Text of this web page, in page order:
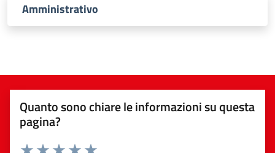
Amministrativo
Quanto sono chiare le informazioni su questa
pagina?
Valuta da 1 a 5 stelle la pagina